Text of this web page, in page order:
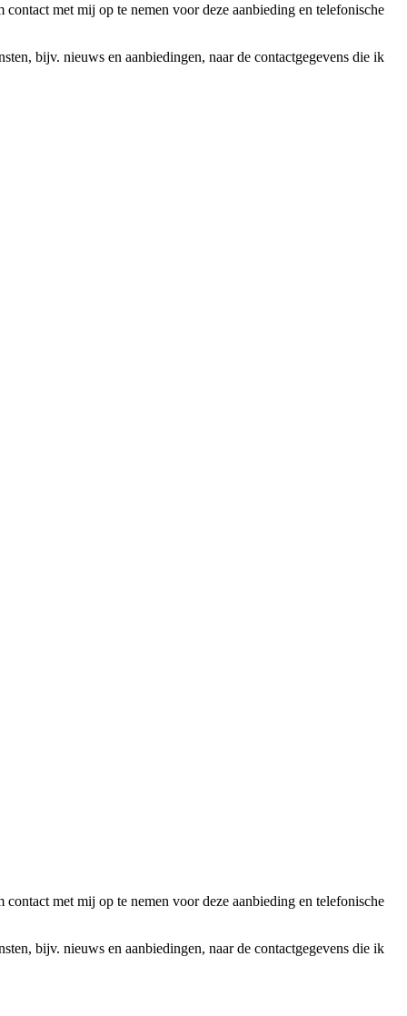
met mij op te nemen voor deze aanbieding en telefonische
bijv. nieuws en aanbiedingen, naar de contactgegevens die ik
met mij op te nemen voor deze aanbieding en telefonische
bijv. nieuws en aanbiedingen, naar de contactgegevens die ik